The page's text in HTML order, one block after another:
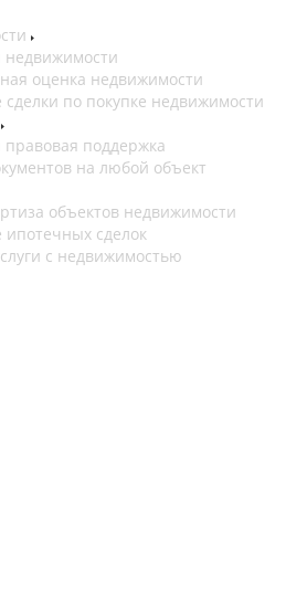
оценка недвижимости
по покупке недвижимости
правовая поддержка
на любой объект
объектов недвижимости
сделок
с недвижимостью